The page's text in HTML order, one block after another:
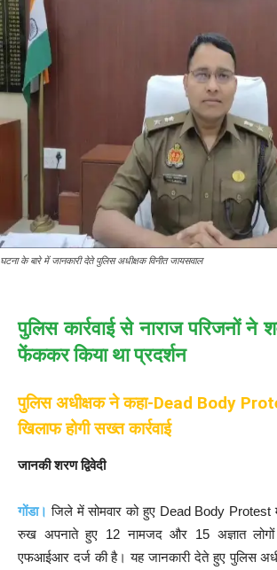
घटना के बारे में जानकारी देते पुलिस अधीक्षक विनीत जायसवाल
पुलिस कार्रवाई से नाराज परिजनों
फेंककर किया था प्रदर्शन
पुलिस अधीक्षक ने कहा-Dead Body
खिलाफ होगी सख्त कार्रवाई
जानकी शरण द्विवेदी
गोंडा। जिले में सोमवार को हुए Dead Body Protest
रुख अपनाते हुए 12 नामजद और 15 अज्ञात लोगों
एफआईआर दर्ज की है। यह जानकारी देते हुए पुलिस